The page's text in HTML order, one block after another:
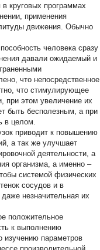
круговых программах
применения
движения. Обычно
человека сразу
давали ожидаемый и
что непосредственное
что стимулирующее
при этом увеличение их
быть бесполезным, а при
в целом.
приводит к повышению
а так же улучшает
деятельности, а
организма, а именно –
системой физических
сосудов и в
незначительная их
положительное
к выполнению
изучению параметров